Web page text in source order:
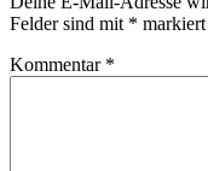
Felder sind mit * markiert
Kommentar *